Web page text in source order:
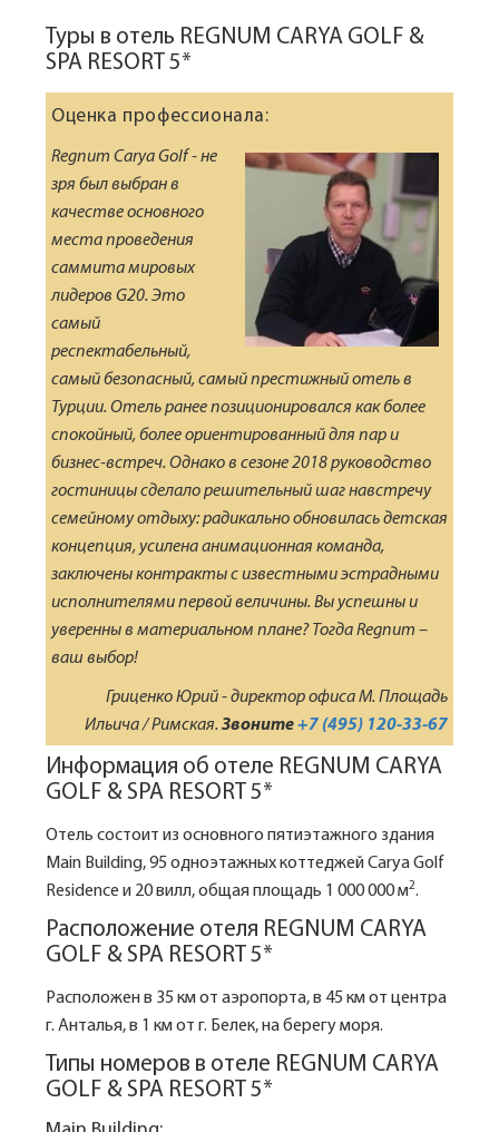
Туры в отель REGNUM CARYA GOLF &
SPA RESORT 5*
Оценка профессионала:
Regnum Carya Golf - не
зря был выбран в
качестве основного
места проведения
саммита мировых
лидеров G20. Это
самый
респектабельный,
самый безопасный, самый престижный отель в
Турции. Отель ранее позиционировался как более
спокойный, более ориентированный для пар и
бизнес-встреч. Однако в сезоне 2018 руководство
гостиницы сделало решительный шаг навстречу
семейному отдыху: радикально обновилась детская
концепция, усилена анимационная команда,
заключены контракты с известными эстрадными
исполнителями первой величины. Вы успешны и
уверенны в материальном плане? Тогда Regnum –
ваш выбор!
Гриценко Юрий - директор офиса М. Площадь
Ильича / Римская. Звоните+7 (495) 120-33-67
Информация об отеле REGNUM CARYA
GOLF & SPA RESORT 5*
Отель состоит из основного пятиэтажного здания
Main Building, 95 одноэтажных коттеджей Carya Golf
Residence и 20 вилл, общая площадь 1 000 000 м2.
Расположение отеля REGNUM CARYA
GOLF & SPA RESORT 5*
Расположен в 35 км от аэропорта, в 45 км от центра
г. Анталья, в 1 км от г. Белек, на берегу моря.
Типы номеров в отеле REGNUM CARYA
GOLF & SPA RESORT 5*